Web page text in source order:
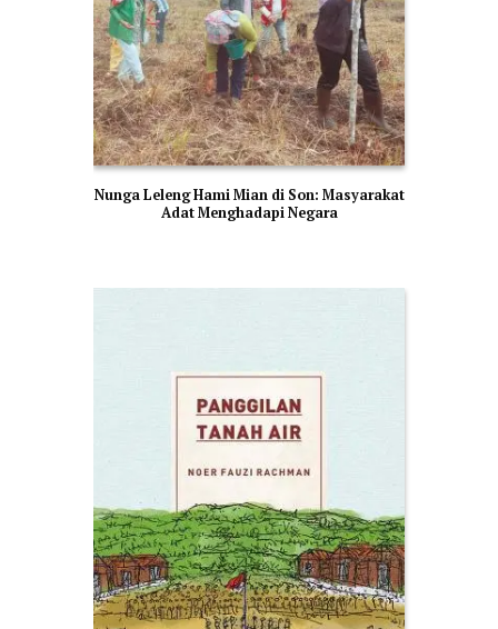
Nunga Leleng Hami Mian di Son: Masyarakat
Adat Menghadapi Negara